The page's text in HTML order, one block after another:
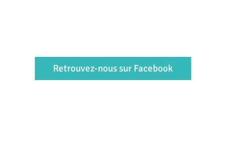
Retrouvez-nous sur Facebook